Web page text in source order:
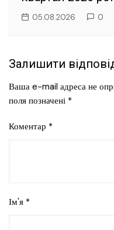
05.08.2026 0
Залишити
Ваша e-mail адреса не
поля позначені *
Коментар *
Ім'я *